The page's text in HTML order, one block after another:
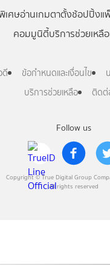
Follow us
Copyright © True Digital Group
All rights reserved
เศษอ่านเกมตาตั้งช้อปปิ้งแ
คอมมูนิตี้บริการช่วยเหลื
ดี ข้อกำหนดและเงื่อนไข
บริการช่วยเหลือ
ติดต่